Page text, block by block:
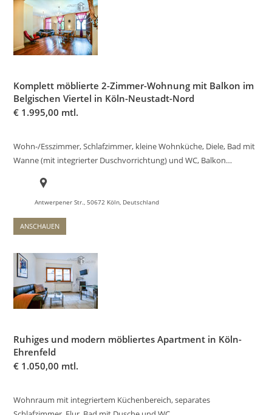
Komplett möblierte 2-Zimmer-Wohnung mit Balkon im
Belgischen Viertel in Köln-Neustadt-Nord
€ 1.995,00 mtl.
Wohn-/Esszimmer, Schlafzimmer, kleine Wohnküche, Diele, Bad mit
Wanne (mit integrierter Duschvorrichtung) und WC, Balkon…
Antwerpener Str., 50672 Köln, Deutschland
ANSCHAUEN
Ruhiges und modern möbliertes Apartment in Köln-
Ehrenfeld
€ 1.050,00 mtl.
Wohnraum mit integriertem Küchenbereich, separates